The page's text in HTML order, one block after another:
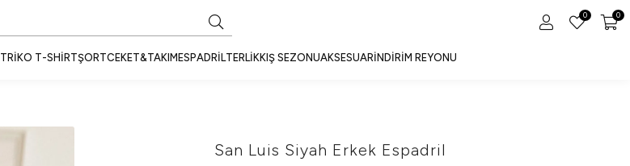
0 0
TRIKO T-SHIRTŞORTCEKET&TAKIM ESPADRILTERLIKKIŞ SEZONUAKSESUARİNDIRIM REYONU
San Luis Siyah Erkek Espadril